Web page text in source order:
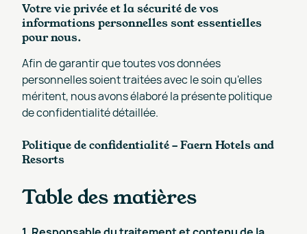
Votre vie privée et la sécurité de vos
informations personnelles sont essentielles
pour nous.
Afin de garantir que toutes vos données
personnelles soient traitées avec le soin qu'elles
méritent, nous avons élaboré la présente politique
de confidentialité détaillée.
Politique de confidentialité - Faern Hotels and
Resorts
Table des matières